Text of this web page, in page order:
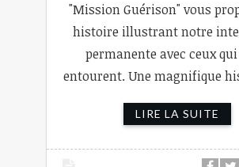
"Mission Guérison" vous
histoire illustrant notre
permanente avec ceux
entourent. Une magnifique
LIRE LA SUITE